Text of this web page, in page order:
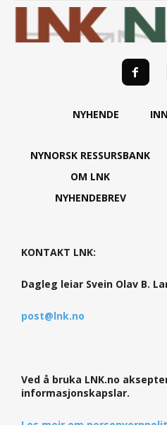
NYHENDE
NYNORSK RESSURSBANK
OM LNK
NYHENDEBREV
KONTAKT LNK:
Dagleg leiar Svein Olav B.
post@lnk.no
Ved å bruka LNK.no
informasjonskapslar.